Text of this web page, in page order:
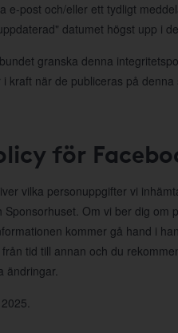
e-post och/eller ett tydligt
datumet högst upp i
granska denna
kraft när de publiceras på denna
för
vilka personuppgifter vi
Om vi ber dig om
kommer gå hand i
tid till annan och du
ändringar.